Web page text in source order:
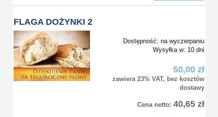
FLAGA DOŻYNKI 2
Dostępność: na wyczerpaniu
Wysyłka w: 10 dni
50,00 zł
zawiera 23% VAT, bez kosztów
dostawy
Cena netto: 40,65 zł